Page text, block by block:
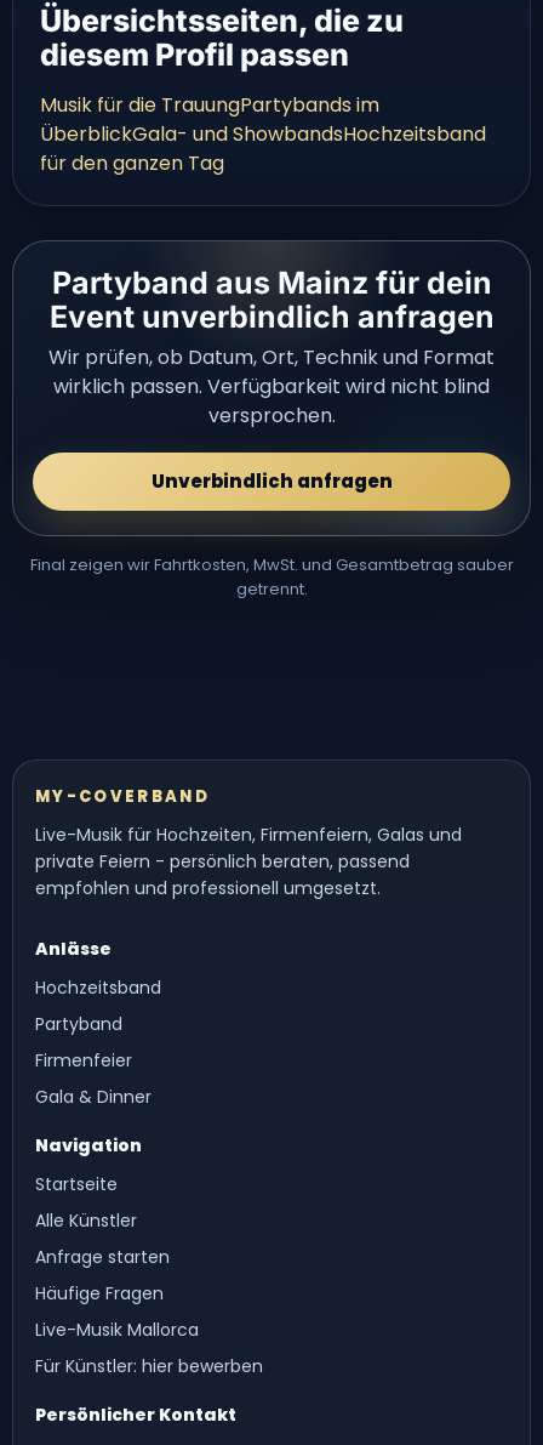
Übersichtsseiten, die zu
diesem Profil passen
Musik für die TrauungPartybands im
ÜberblickGala- und ShowbandsHochzeitsband
für den ganzen Tag
Partyband aus Mainz für dein
Event unverbindlich anfragen
Wir prüfen, ob Datum, Ort, Technik und Format
wirklich passen. Verfügbarkeit wird nicht blind
versprochen.
Unverbindlich anfragen
Final zeigen wir Fahrtkosten, MwSt. und Gesamtbetrag sauber
getrennt.
MY-COVERBAND
Live-Musik für Hochzeiten, Firmenfeiern, Galas und
private Feiern - persönlich beraten, passend
empfohlen und professionell umgesetzt.
Anlässe
Hochzeitsband
Partyband
Firmenfeier
Gala & Dinner
Navigation
Startseite
Alle Künstler
Anfrage starten
Häufige Fragen
Live-Musik Mallorca
Für Künstler: hier bewerben
Persönlicher Kontakt